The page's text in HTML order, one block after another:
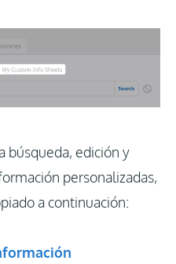
búsqueda, edición y
personalizadas,
a continuación: